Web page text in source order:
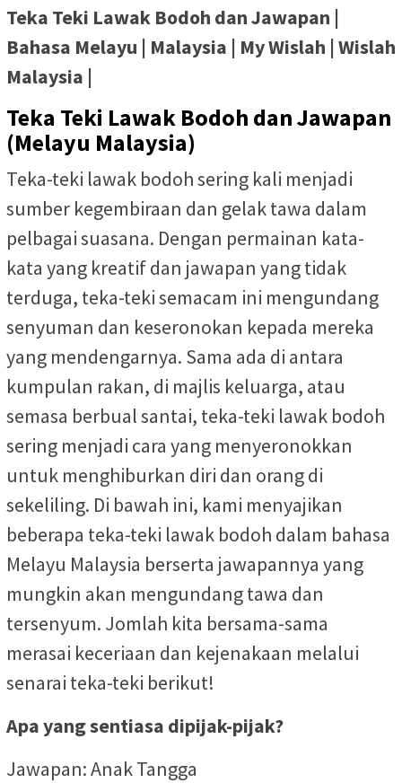
Teka Teki Lawak Bodoh dan Jawapan |
Bahasa Melayu | Malaysia | My Wislah | Wislah
Malaysia |
Teka Teki Lawak Bodoh dan Jawapan
(Melayu Malaysia)
Teka-teki lawak bodoh sering kali menjadi
sumber kegembiraan dan gelak tawa dalam
pelbagai suasana. Dengan permainan kata-
kata yang kreatif dan jawapan yang tidak
terduga, teka-teki semacam ini mengundang
senyuman dan keseronokan kepada mereka
yang mendengarnya. Sama ada di antara
kumpulan rakan, di majlis keluarga, atau
semasa berbual santai, teka-teki lawak bodoh
sering menjadi cara yang menyeronokkan
untuk menghiburkan diri dan orang di
sekeliling. Di bawah ini, kami menyajikan
beberapa teka-teki lawak bodoh dalam bahasa
Melayu Malaysia berserta jawapannya yang
mungkin akan mengundang tawa dan
tersenyum. Jomlah kita bersama-sama
merasai keceriaan dan kejenakaan melalui
senarai teka-teki berikut!
Apa yang sentiasa dipijak-pijak?
Jawapan: Anak Tangga